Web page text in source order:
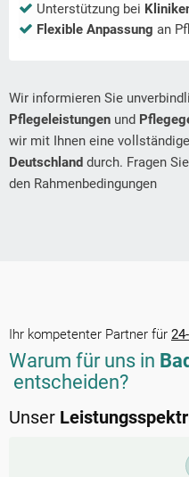
Unterstützung bei
Flexible Anpassung an
Wir informieren Sie
Pflegeleistungen und
wir mit Ihnen eine vollständige
Deutschland durch. Fragen
den Rahmenbedingungen
Ihr kompetenter Partner für
Warum für uns in
entscheiden?
Unser